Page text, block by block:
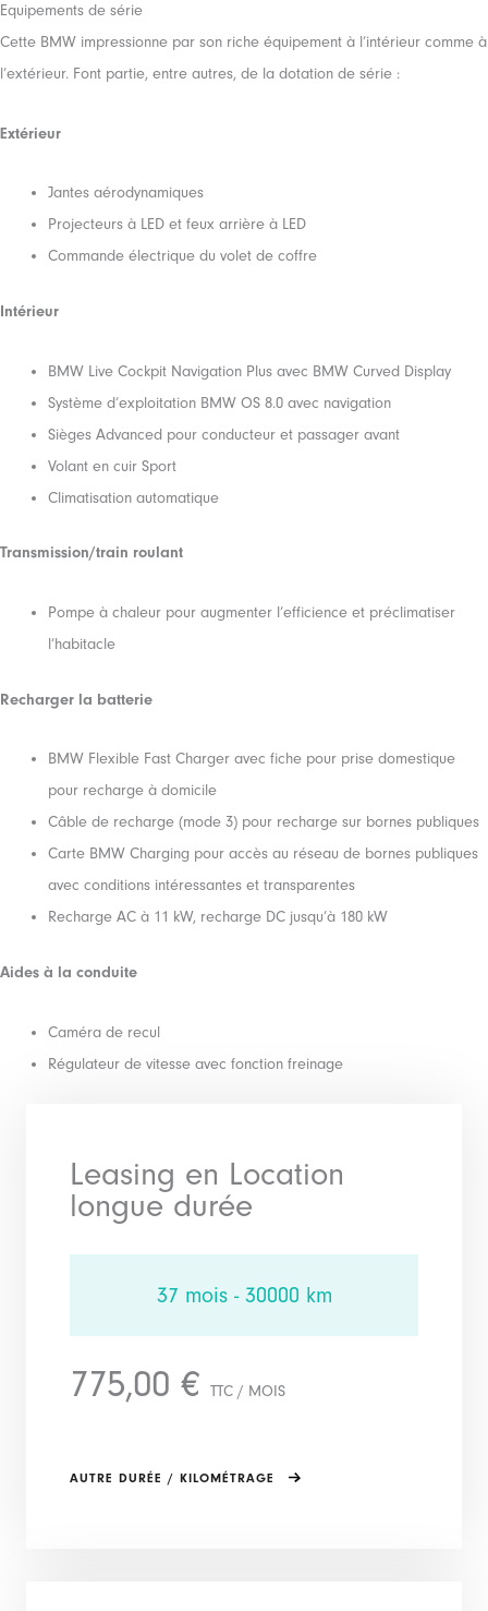
Equipements de série
Cette BMW impressionne par son riche équipement à l’intérieur comme à
l’extérieur. Font partie, entre autres, de la dotation de série :
Extérieur
Jantes aérodynamiques
Projecteurs à LED et feux arrière à LED
Commande électrique du volet de coffre
Intérieur
BMW Live Cockpit Navigation Plus avec BMW Curved Display
Système d’exploitation BMW OS 8.0 avec navigation
Sièges Advanced pour conducteur et passager avant
Volant en cuir Sport
Climatisation automatique
Transmission/train roulant
Pompe à chaleur pour augmenter l’efficience et préclimatiser
l’habitacle
Recharger la batterie
BMW Flexible Fast Charger avec fiche pour prise domestique
pour recharge à domicile
Câble de recharge (mode 3) pour recharge sur bornes publiques
Carte BMW Charging pour accès au réseau de bornes publiques
avec conditions intéressantes et transparentes
Recharge AC à 11 kW, recharge DC jusqu’à 180 kW
Aides à la conduite
Caméra de recul
Régulateur de vitesse avec fonction freinage
Leasing en Location
longue durée
37 mois - 30000 km
775,00 € TTC / MOIS
AUTRE DURÉE / KILOMÉTRAGE